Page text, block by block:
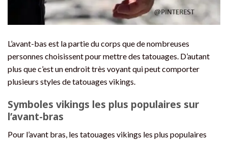
L’avant-bas est la partie du corps que de nombreuses
personnes choisissent pour mettre des tatouages. D’autant
plus que c’est un endroit très voyant qui peut comporter
plusieurs styles de tatouages vikings.
Symboles vikings les plus populaires sur
l’avant-bras
Pour l’avant bras, les tatouages vikings les plus populaires